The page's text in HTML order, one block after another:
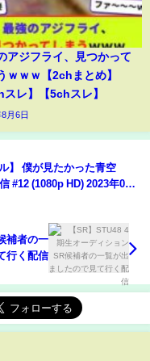
アジフライ、見つかって
ｗｗｗ【2chまとめ】
スレ】【5chスレ】
月6日
】 僕が見たかった青空
(1080p HD) 2023年09
補者の一
行く配信